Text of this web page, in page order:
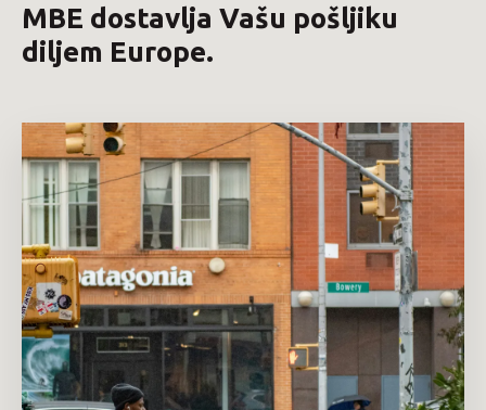
MBE dostavlja Vašu pošljiku
diljem Europe.